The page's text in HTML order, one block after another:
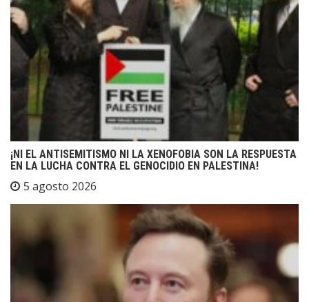
¡NI EL ANTISEMITISMO NI LA XENOFOBIA SON LA RESPUESTA
EN LA LUCHA CONTRA EL GENOCIDIO EN PALESTINA!
5 agosto 2026